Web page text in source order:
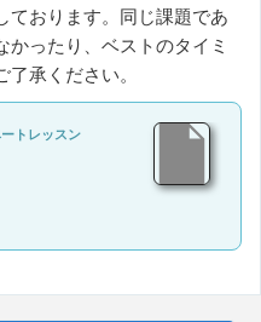
ております。同じ課題であ
かったり、ベストのタイミ
承ください。
トレッスン